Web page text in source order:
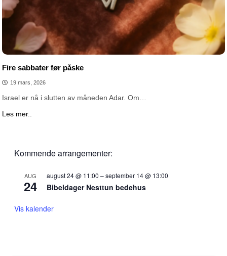
Fire sabbater før påske
19 mars, 2026
Israel er nå i slutten av måneden Adar. Om…
Les mer..
Kommende arrangementer:
AUG
24
august 24 @ 11:00 –september 14 @ 13:00
Bibeldager Nesttun bedehus
Vis kalender